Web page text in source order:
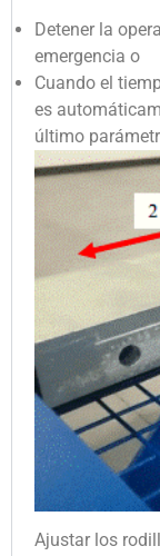
Detener la
emergencia o
Cuando el
es
último
Ajustar los